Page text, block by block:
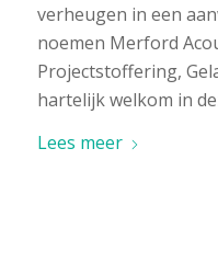
verheugen in een
noemen Merford
Projectstoffering,
hartelijk welkom in
Lees meer